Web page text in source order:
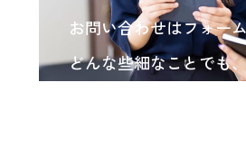
お問い合わせはフォー
どんな些細なことでも